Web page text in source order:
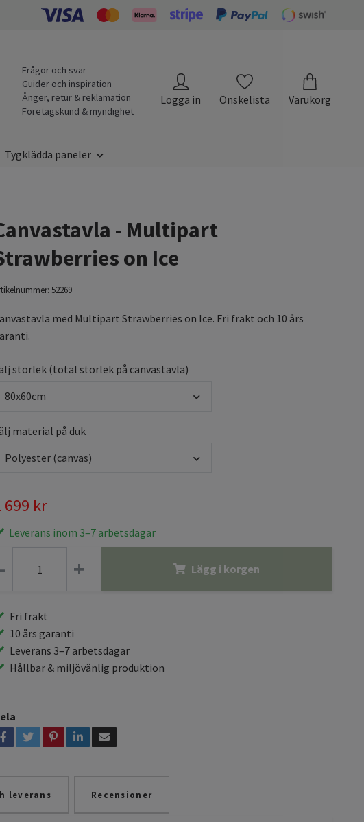
Frågor och svar
Guider och inspiration
Ånger, retur & reklamation
Företagskund & myndighet
Logga in Önskelista Varukorg
Tygklädda paneler
- Multipart
on Ice
52269
med Multipart Strawberries on Ice. Fri frakt och 10 års
storlek (total storlek på canvastavla)
80x60cm
material på duk
Polyester (canvas)
699 kr
Leverans inom 3–7 arbetsdagar
- + Lägg i korgen
Fri frakt
10 års garanti
Leverans 3–7 arbetsdagar
Hållbar & miljövänlig produktion
leverans Recensioner